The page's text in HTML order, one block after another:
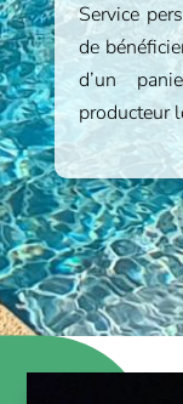
Service
de
d’un
producteur